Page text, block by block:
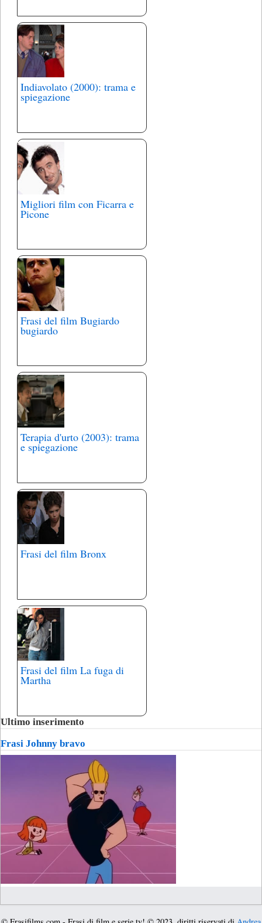
Indiavolato (2000): trama e
spiegazione
Migliori film con Ficarra e
Picone
Frasi del film Bugiardo
bugiardo
Terapia d'urto (2003): trama
e spiegazione
Frasi del film Bronx
Frasi del film La fuga di
Martha
Ultimo inserimento
Frasi Johnny bravo